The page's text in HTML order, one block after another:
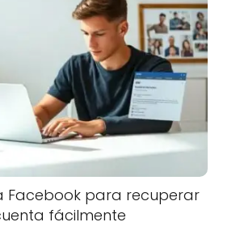
Facebook para recuperar
fácilmente